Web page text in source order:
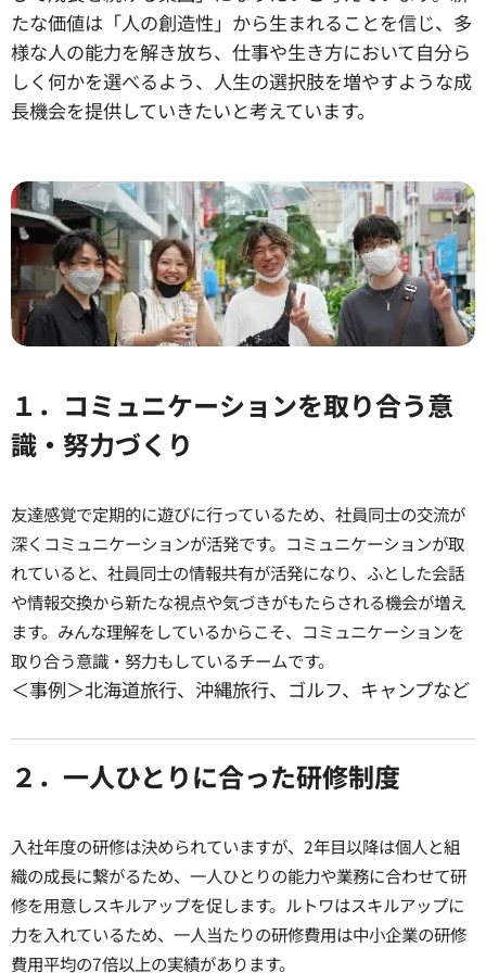
たな価値は「人の創造性」から生まれることを信じ、多
様な人の能力を解き放ち、仕事や生き方において自分ら
しく何かを選べるよう、人生の選択肢を増やすような成
長機会を提供していきたいと考えています。
１．コミュニケーションを取り合う意
識・努力づくり
友達感覚で定期的に遊びに行っているため、社員同士の交流が
深くコミュニケーションが活発です。コミュニケーションが取
れていると、社員同士の情報共有が活発になり、ふとした会話
や情報交換から新たな視点や気づきがもたらされる機会が増え
ます。みんな理解をしているからこそ、コミュニケーションを
取り合う意識・努力もしているチームです。
＜事例＞北海道旅行、沖縄旅行、ゴルフ、キャンプなど
２．一人ひとりに合った研修制度
入社年度の研修は決められていますが、2年目以降は個人と組
織の成長に繋がるため、一人ひとりの能力や業務に合わせて研
修を用意しスキルアップを促します。ルトワはスキルアップに
力を入れているため、一人当たりの研修費用は中小企業の研修
費用平均の7倍以上の実績があります。